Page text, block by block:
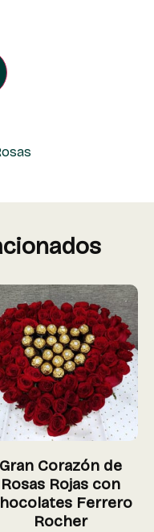
Gran Corazón de
Rosas Rojas con
Ferrero
Rocher